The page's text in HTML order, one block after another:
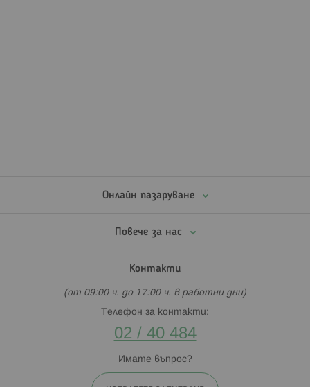
Онлайн пазаруване
Повече за нас
Контакти
(от 09:00 ч. до 17:00 ч. в работни дни)
Телефон за контакти:
02 / 40 484
Имате въпрос?